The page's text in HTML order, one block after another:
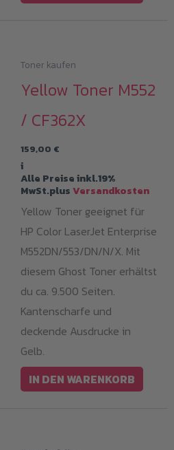
Toner kaufen
Yellow Toner M552
/ CF362X
159,00 €
i
Alle Preise inkl.19%
MwSt.plusVersandkosten
Yellow Toner geeignet für
HP Color LaserJet Enterprise
M552DN/553/DN/N/X. Mit
diesem Ghost Toner erhältst
du ca. 9.500 Seiten.
Kantenscharfe und
deckende Ausdrucke in
Gelb.
IN DEN WARENKORB